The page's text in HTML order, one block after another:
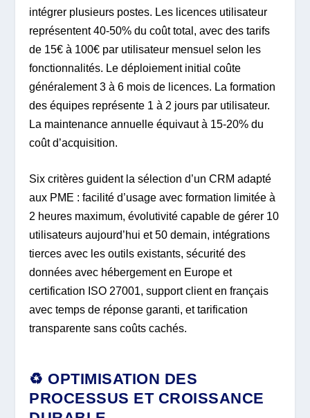
intégrer plusieurs postes. Les licences utilisateur
représentent 40-50% du coût total, avec des tarifs
de 15€ à 100€ par utilisateur mensuel selon les
fonctionnalités. Le déploiement initial coûte
généralement 3 à 6 mois de licences. La formation
des équipes représente 1 à 2 jours par utilisateur.
La maintenance annuelle équivaut à 15-20% du
coût d’acquisition.
Six critères guident la sélection d’un CRM adapté
aux PME : facilité d’usage avec formation limitée à
2 heures maximum, évolutivité capable de gérer 10
utilisateurs aujourd’hui et 50 demain, intégrations
tierces avec les outils existants, sécurité des
données avec hébergement en Europe et
certification ISO 27001, support client en français
avec temps de réponse garanti, et tarification
transparente sans coûts cachés.
♻️ OPTIMISATION DES
PROCESSUS ET CROISSANCE